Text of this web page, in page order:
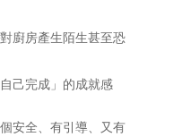
廚房產生陌生甚至恐
己完成」的成就感
安全、有引導、又有